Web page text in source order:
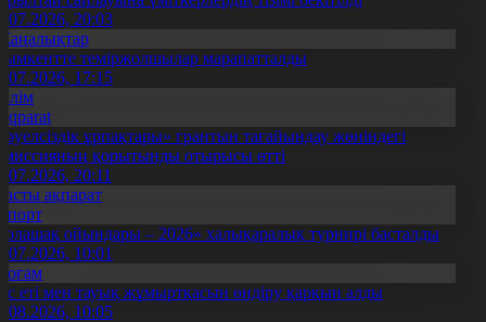
20:03
теміржолшылар марапатталды
17:15
ұрпақтары» грантын тағайындау жөніндегі
қорытынды отырысы өтті
20:11
ақпарат
ойындары – 2026» халықаралық турнирі басталды
10:01
еті мен тауық жұмыртқасын өндіру қарқын алды
10:05